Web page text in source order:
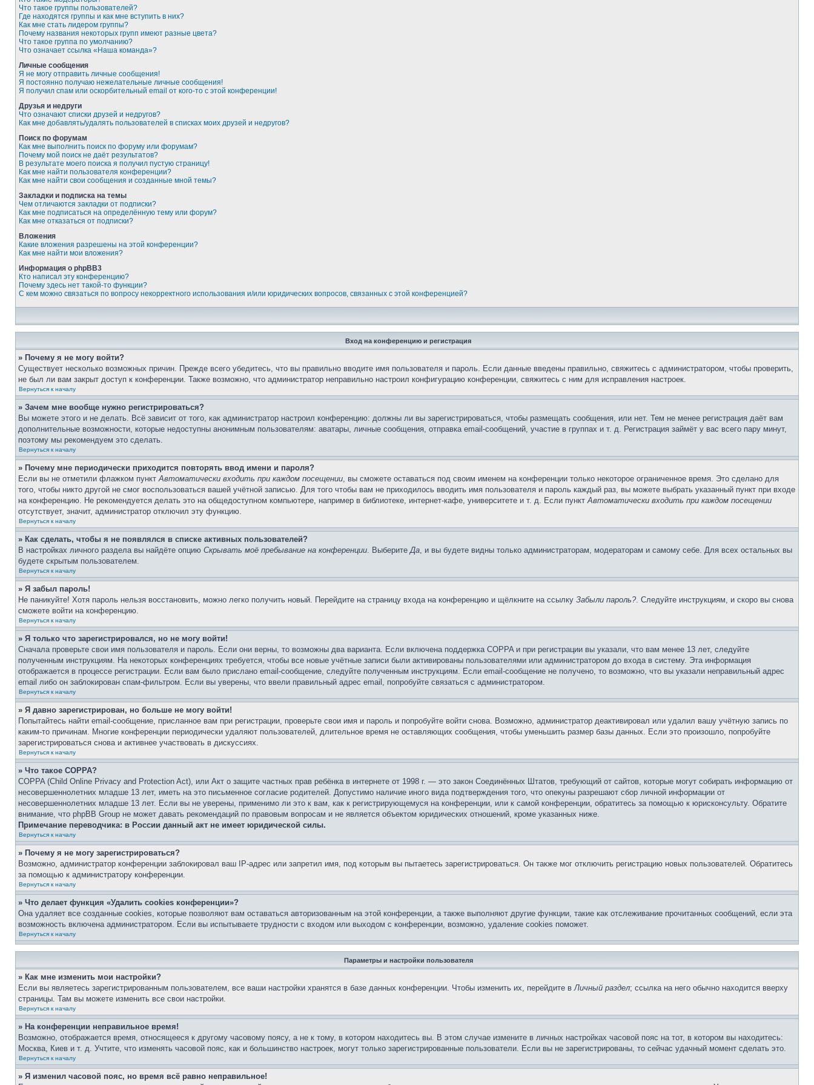
Что такое группы пользователей?
Где находятся группы и как мне вступить в них?
Как мне стать лидером группы?
Почему названия некоторых групп имеют разные цвета?
Что такое группа по умолчанию?
Что означает ссылка «Наша команда»?
Личные сообщения
Я не могу отправить личные сообщения!
Я постоянно получаю нежелательные личные сообщения!
Я получил спам или оскорбительный email от кого-то с этой конференции!
Друзья и недруги
Что означают списки друзей и недругов?
Как мне добавлять/удалять пользователей в списках моих друзей и недругов?
Поиск по форумам
Как мне выполнить поиск по форуму или форумам?
Почему мой поиск не даёт результатов?
В результате моего поиска я получил пустую страницу!
Как мне найти пользователя конференции?
Как мне найти свои сообщения и созданные мной темы?
Закладки и подписка на темы
Чем отличаются закладки от подписки?
Как мне подписаться на определённую тему или форум?
Как мне отказаться от подписки?
Вложения
Какие вложения разрешены на этой конференции?
Как мне найти мои вложения?
Информация о phpBB3
Кто написал эту конференцию?
Почему здесь нет такой-то функции?
С кем можно связаться по вопросу некорректного использования и/или юридических вопросов, связанных с этой конференцией?
Вход на конференцию и регистрация
» Почему я не могу войти?
Существует несколько возможных причин. Прежде всего убедитесь, что вы правильно вводите имя пользователя и пароль. Если данные введены правильно, свяжитесь с администратором, чтобы проверить,
не был ли вам закрыт доступ к конференции. Также возможно, что администратор неправильно настроил конфигурацию конференции, свяжитесь с ним для исправления настроек.
Вернуться к началу
» Зачем мне вообще нужно регистрироваться?
Вы можете этого и не делать. Всё зависит от того, как администратор настроил конференцию: должны ли вы зарегистрироваться, чтобы размещать сообщения, или нет. Тем не менее регистрация даёт вам
дополнительные возможности, которые недоступны анонимным пользователям: аватары, личные сообщения, отправка email-сообщений, участие в группах и т. д. Регистрация займёт у вас всего пару минут,
поэтому мы рекомендуем это сделать.
Вернуться к началу
» Почему мне периодически приходится повторять ввод имени и пароля?
Если вы не отметили флажком пунктАвтоматически входить при каждом посещении, вы сможете оставаться под своим именем на конференции только некоторое ограниченное время. Это сделано для
того, чтобы никто другой не смог воспользоваться вашей учётной записью. Для того чтобы вам не приходилось вводить имя пользователя и пароль каждый раз, вы можете выбрать указанный пункт при входе
на конференцию. Не рекомендуется делать это на общедоступном компьютере, например в библиотеке, интернет-кафе, университете и т. д. Если пунктАвтоматически входить при каждом посещении
отсутствует, значит, администратор отключил эту функцию.
Вернуться к началу
» Как сделать, чтобы я не появлялся в списке активных пользователей?
В настройках личного раздела вы найдёте опцию Скрывать моё пребывание на конференции. ВыберитеДа, и вы будете видны только администраторам, модераторам и самому себе. Для всех остальных вы
будете скрытым пользователем.
Вернуться к началу
» Я забыл пароль!
Не паникуйте! Хотя пароль нельзя восстановить, можно легко получить новый. Перейдите на страницу входа на конференцию и щёлкните на ссылку Забыли пароль?. Следуйте инструкциям, и скоро вы снова
сможете войти на конференцию.
Вернуться к началу
» Я только что зарегистрировался, но не могу войти!
Сначала проверьте свои имя пользователя и пароль. Если они верны, то возможны два варианта. Если включена поддержка COPPA и при регистрации вы указали, что вам менее 13 лет, следуйте
полученным инструкциям. На некоторых конференциях требуется, чтобы все новые учётные записи были активированы пользователями или администратором до входа в систему. Эта информация
отображается в процессе регистрации. Если вам было прислано email-сообщение, следуйте полученным инструкциям. Если email-сообщение не получено, то возможно, что вы указали неправильный адрес
email либо он заблокирован спам-фильтром. Если вы уверены, что ввели правильный адрес email, попробуйте связаться с администратором.
Вернуться к началу
» Я давно зарегистрирован, но больше не могу войти!
Попытайтесь найти email-сообщение, присланное вам при регистрации, проверьте свои имя и пароль и попробуйте войти снова. Возможно, администратор деактивировал или удалил вашу учётную запись по
каким-то причинам. Многие конференции периодически удаляют пользователей, длительное время не оставляющих сообщения, чтобы уменьшить размер базы данных. Если это произошло, попробуйте
зарегистрироваться снова и активнее участвовать в дискуссиях.
Вернуться к началу
» Что такое COPPA?
COPPA (Child Online Privacy and Protection Act), или Акт о защите частных прав ребёнка в интернете от 1998 г. — это закон Соединённых Штатов, требующий от сайтов, которые могут собирать информацию от
несовершеннолетних младше 13 лет, иметь на это письменное согласие родителей. Допустимо наличие иного вида подтверждения того, что опекуны разрешают сбор личной информации от
несовершеннолетних младше 13 лет. Если вы не уверены, применимо ли это к вам, как к регистрирующемуся на конференции, или к самой конференции, обратитесь за помощью к юрисконсульту. Обратите
внимание, что phpBB Group не может давать рекомендаций по правовым вопросам и не является объектом юридических отношений, кроме указанных ниже.
Примечание переводчика: в России данный акт не имеет юридической силы.
Вернуться к началу
» Почему я не могу зарегистрироваться?
Возможно, администратор конференции заблокировал ваш IP-адрес или запретил имя, под которым вы пытаетесь зарегистрироваться. Он также мог отключить регистрацию новых пользователей. Обратитесь
за помощью к администратору конференции.
Вернуться к началу
» Что делает функция «Удалить cookies конференции»?
Она удаляет все созданные cookies, которые позволяют вам оставаться авторизованным на этой конференции, а также выполняют другие функции, такие как отслеживание прочитанных сообщений, если эта
возможность включена администратором. Если вы испытываете трудности с входом или выходом с конференции, возможно, удаление cookies поможет.
Вернуться к началу
Параметры и настройки пользователя
» Как мне изменить мои настройки?
Если вы являетесь зарегистрированным пользователем, все ваши настройки хранятся в базе данных конференции. Чтобы изменить их, перейдите вЛичный раздел; ссылка на него обычно находится вверху
страницы. Там вы можете изменить все свои настройки.
Вернуться к началу
» На конференции неправильное время!
Возможно, отображается время, относящееся к другому часовому поясу, а не к тому, в котором находитесь вы. В этом случае измените в личных настройках часовой пояс на тот, в котором вы находитесь:
Москва, Киев и т. д. Учтите, что изменять часовой пояс, как и большинство настроек, могут только зарегистрированные пользователи. Если вы не зарегистрированы, то сейчас удачный момент сделать это.
Вернуться к началу
» Я изменил часовой пояс, но время всё равно неправильное!